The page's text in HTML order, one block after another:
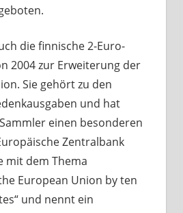
die finnische 2-Euro-
2004 zur Erweiterung der
Sie gehört zu den
und hat
einen besonderen
Zentralbank
mit dem Thema
European Union by ten
und nennt ein